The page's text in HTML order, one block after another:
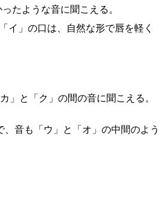
たような音に聞こえる。
イ」の口は、自然な形で唇を軽く
」と「ク」の間の音に聞こえる。
音も「ウ」と「オ」の中間のよう